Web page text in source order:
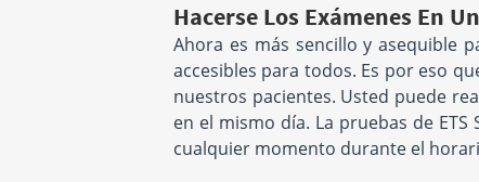
Hacerse Los Exámenes En
Ahora es más sencillo y asequible
accesibles para todos. Es por eso
nuestros pacientes. Usted puede
en el mismo día. La pruebas de
cualquier momento durante el